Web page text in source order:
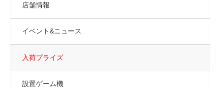
店舗情報
イベント&ニュース
入荷プライズ
設置ゲーム機